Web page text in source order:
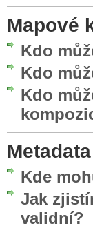
Mapové
Kdo
Kdo
Kdo
Metadata
Kde
Jak
validní?